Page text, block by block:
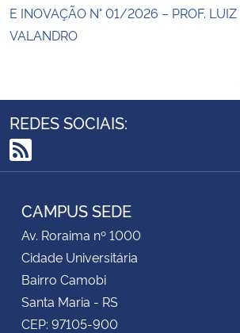
E INOVAÇÃO N° 01/2026 – PROF. LUIZ
VALANDRO
REDES SOCIAIS:
RSS
CAMPUS SEDE
Av. Roraima nº 1000
Cidade Universitária
Bairro Camobi
Santa Maria - RS
CEP: 97105-900